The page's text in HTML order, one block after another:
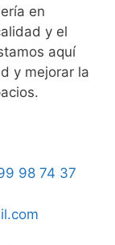
en
y el
aquí
y mejorar la
98 74 37